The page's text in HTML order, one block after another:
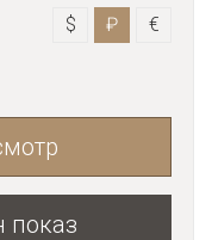
$ ₽ €
показ